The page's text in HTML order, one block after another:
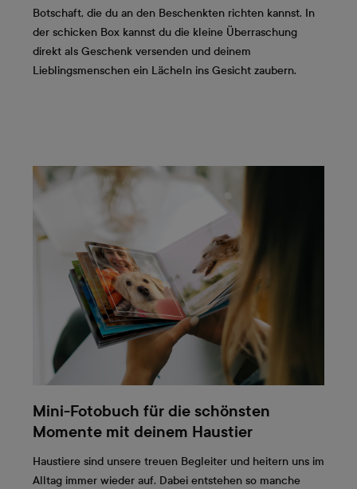
Botschaft, die du an den Beschenkten richten kannst. In
der schicken Box kannst du die kleine Überraschung
direkt als Geschenk versenden und deinem
Lieblingsmenschen ein Lächeln ins Gesicht zaubern.
Mini-Fotobuch für die schönsten
Momente mit deinem Haustier
Haustiere sind unsere treuen Begleiter und heitern uns im
Alltag immer wieder auf. Dabei entstehen so manche